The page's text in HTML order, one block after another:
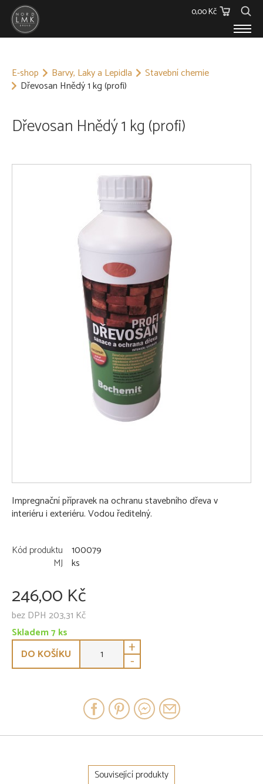
0,00 Kč
Dřevěný materiál
Skleníky
E-shop Barvy, Laky a Lepidla
Stavební chemie
Dřevosan Hnědý 1 kg (profi)
Dřevosan Hnědý 1 kg (profi)
Impregnační přípravek na ochranu stavebního dřeva v
interiéru i exteriéru. Vodou ředitelný.
Kód produktu 100079
MJ ks
246,00 Kč
bez DPH 203,31 Kč
Skladem 7 ks
DO KOŠÍKU
+
-
Související produkty